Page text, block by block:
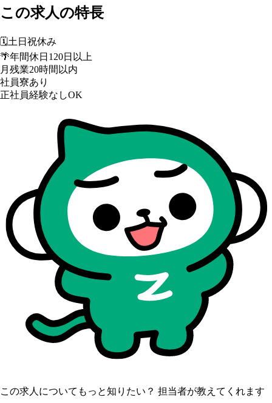
この求人の特長
🗓️土日祝休み
🌴年間休日120日以上
月残業20時間以内
社員寮あり
正社員経験なしOK
この求人についてもっと知りたい？ 担当者が教えてくれます